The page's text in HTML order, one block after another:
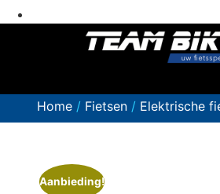
Home / Fietsen / Elektrische
Aanbieding!